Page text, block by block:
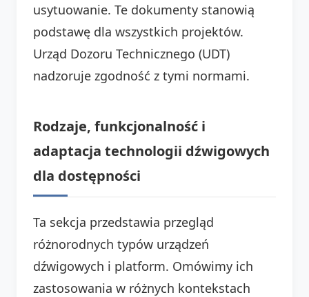
usytuowanie. Te dokumenty stanowią
podstawę dla wszystkich projektów.
Urząd Dozoru Technicznego (UDT)
nadzoruje zgodność z tymi normami.
Rodzaje, funkcjonalność i
adaptacja technologii dźwigowych
dla dostępności
Ta sekcja przedstawia przegląd
różnorodnych typów urządzeń
dźwigowych i platform. Omówimy ich
zastosowania w różnych kontekstach